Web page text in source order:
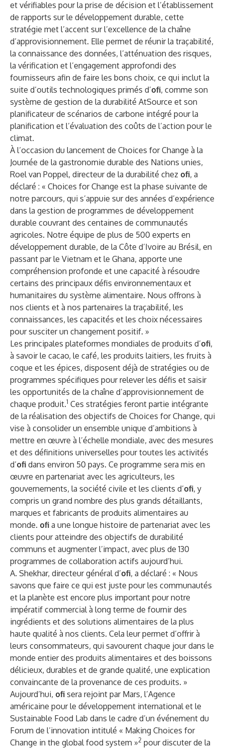
et vérifiables pour la prise de décision et l’établissement
de rapports sur le développement durable, cette
stratégie met l’accent sur l’excellence de la chaîne
d’approvisionnement. Elle permet de réunir la traçabilité,
la connaissance des données, l’atténuation des risques,
la vérification et l’engagement approfondi des
fournisseurs afin de faire les bons choix, ce qui inclut la
suite d’outils technologiques primés d’ofi, comme son
système de gestion de la durabilité AtSource et son
planificateur de scénarios de carbone intégré pour la
planification et l’évaluation des coûts de l’action pour le
climat.
À l’occasion du lancement de Choices for Change à la
Journée de la gastronomie durable des Nations unies,
Roel van Poppel, directeur de la durabilité chez ofi, a
déclaré : « Choices for Change est la phase suivante de
notre parcours, qui s’appuie sur des années d’expérience
dans la gestion de programmes de développement
durable couvrant des centaines de communautés
agricoles. Notre équipe de plus de 500 experts en
développement durable, de la Côte d’Ivoire au Brésil, en
passant par le Vietnam et le Ghana, apporte une
compréhension profonde et une capacité à résoudre
certains des principaux défis environnementaux et
humanitaires du système alimentaire. Nous offrons à
nos clients et à nos partenaires la traçabilité, les
connaissances, les capacités et les choix nécessaires
pour susciter un changement positif. »
Les principales plateformes mondiales de produits d’ofi,
à savoir le cacao, le café, les produits laitiers, les fruits à
coque et les épices, disposent déjà de stratégies ou de
programmes spécifiques pour relever les défis et saisir
les opportunités de la chaîne d’approvisionnement de
chaque produit.1 Ces stratégies feront partie intégrante
de la réalisation des objectifs de Choices for Change, qui
vise à consolider un ensemble unique d’ambitions à
mettre en œuvre à l’échelle mondiale, avec des mesures
et des définitions universelles pour toutes les activités
d’ofi dans environ 50 pays. Ce programme sera mis en
œuvre en partenariat avec les agriculteurs, les
gouvernements, la société civile et les clients d’ofi, y
compris un grand nombre des plus grands détaillants,
marques et fabricants de produits alimentaires au
monde. ofi a une longue histoire de partenariat avec les
clients pour atteindre des objectifs de durabilité
communs et augmenter l’impact, avec plus de 130
programmes de collaboration actifs aujourd’hui.
A. Shekhar, directeur général d’ofi, a déclaré : « Nous
savons que faire ce qui est juste pour les communautés
et la planète est encore plus important pour notre
impératif commercial à long terme de fournir des
ingrédients et des solutions alimentaires de la plus
haute qualité à nos clients. Cela leur permet d’offrir à
leurs consommateurs, qui savourent chaque jour dans le
monde entier des produits alimentaires et des boissons
délicieux, durables et de grande qualité, une explication
convaincante de la provenance de ces produits. »
Aujourd’hui, ofi sera rejoint par Mars, l’Agence
américaine pour le développement international et le
Sustainable Food Lab dans le cadre d’un événement du
Forum de l’innovation intitulé « Making Choices for
Change in the global food system »2 pour discuter de la